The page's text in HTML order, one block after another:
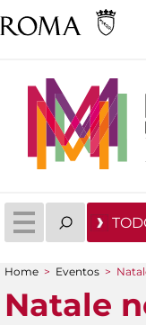
You are here
Home > Eventos >
Natale